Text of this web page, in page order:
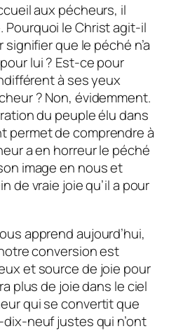
aux pécheurs, il
Pourquoi le Christ agit-il
que le péché n’a
lui ? Est-ce pour
à ses yeux
? Non, évidemment.
du peuple élu dans
permet de comprendre à
a en horreur le péché
image en nous et
de vraie joie qu’il a pour
apprend aujourd’hui,
conversion est
et source de joie pour
plus de joie dans le ciel
qui se convertit que
neuf justes qui n’ont